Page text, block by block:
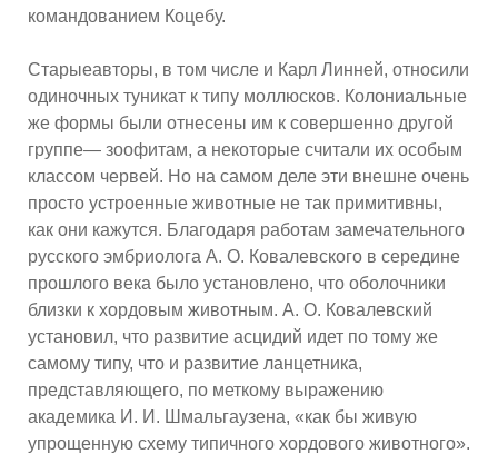
командованием Коцебу.
Старыеавторы, в том числе и Карл Линней, относили
одиночных туникат к типу моллюсков. Колониальные
же формы были отнесены им к совершенно другой
группе— зоофитам, а некоторые считали их особым
классом червей. Но на самом деле эти внешне очень
просто устроенные животные не так примитивны,
как они кажутся. Благодаря работам замечательного
русского эмбриолога А. О. Ковалевского в середине
прошлого века было установлено, что оболочники
близки к хордовым животным. А. О. Ковалевский
установил, что развитие асцидий идет по тому же
самому типу, что и развитие ланцетника,
представляющего, по меткому выражению
академика И. И. Шмальгаузена, «как бы живую
упрощенную схему типичного хордового животного».